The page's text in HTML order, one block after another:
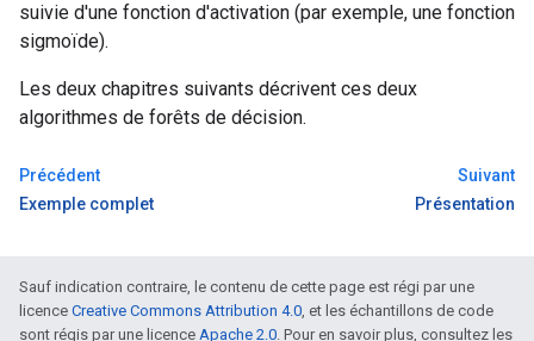
suivie d'une fonction d'activation (par exemple, une fonction
sigmoïde).
Les deux chapitres suivants décrivent ces deux
algorithmes de forêts de décision.
Précédent
Exemple complet
Suivant
Présentation
Sauf indication contraire, le contenu de cette page est régi par une
licence Creative Commons Attribution 4.0, et les échantillons de code
sont régis par une licence Apache 2.0. Pour en savoir plus, consultez les